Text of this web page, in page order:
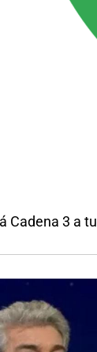
Cadena 3 a